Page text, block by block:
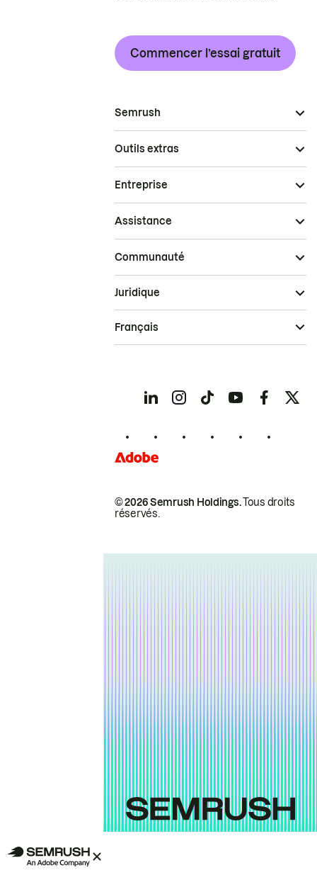
Commencer l’essai gratuit
Semrush
Outils extras
Entreprise
Assistance
Communauté
© 2026 Semrush Holdings.Tous droits
réservés.
Juridique
Français